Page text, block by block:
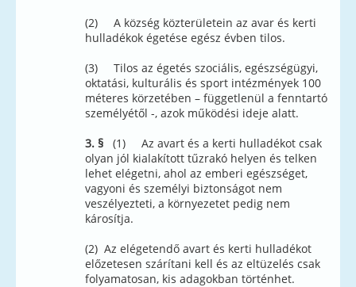
(2) A község közterületein az avar és kerti
hulladékok égetése egész évben tilos.
(3) Tilos az égetés szociális, egészségügyi,
oktatási, kulturális és sport intézmények 100
méteres körzetében – függetlenül a fenntartó
személyétől -, azok működési ideje alatt.
3. § (1) Az avart és a kerti hulladékot csak
olyan jól kialakított tűzrakó helyen és telken
lehet elégetni, ahol az emberi egészséget,
vagyoni és személyi biztonságot nem
veszélyezteti, a környezetet pedig nem
károsítja.
(2) Az elégetendő avart és kerti hulladékot
előzetesen szárítani kell és az eltüzelés csak
folyamatosan, kis adagokban történhet.